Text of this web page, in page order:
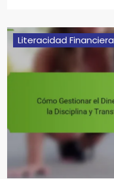
Literacidad Financiera